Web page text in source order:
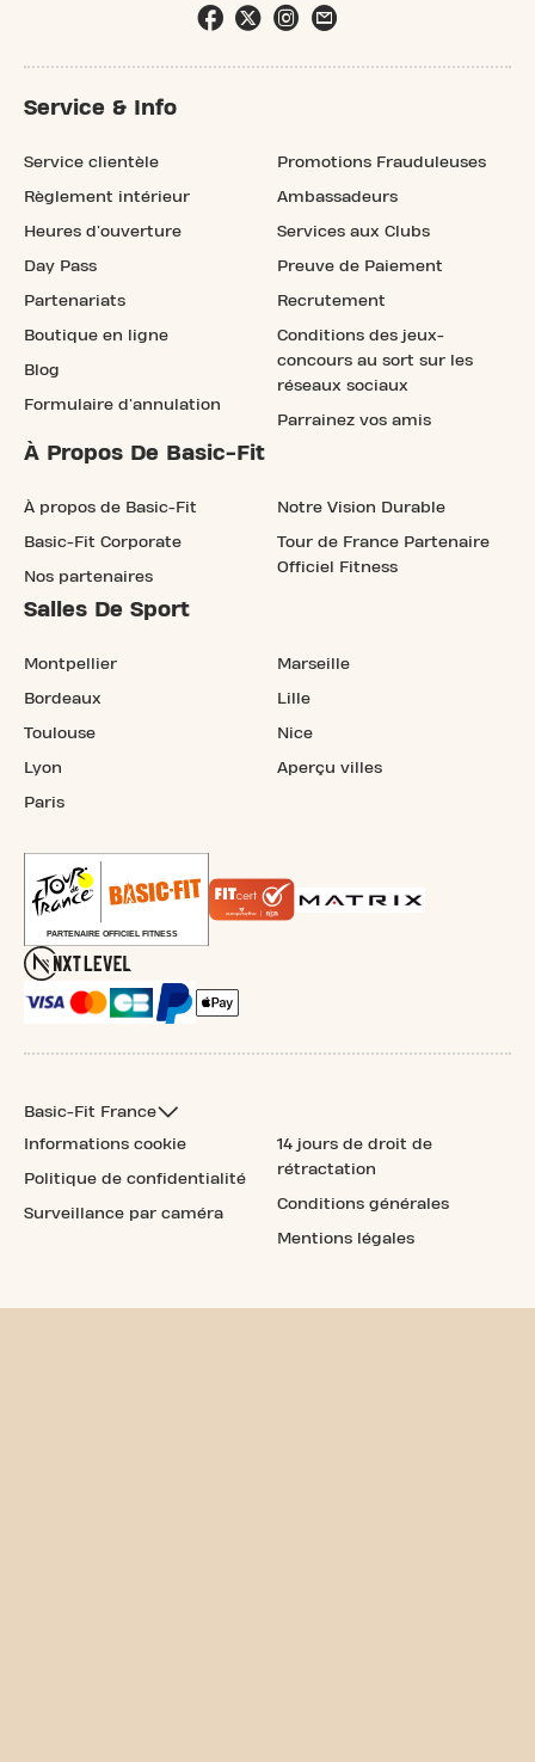
Service & Info
Service clientèle
Règlement intérieur
Heures d'ouverture
Day Pass
Partenariats
Boutique en ligne
Blog
Formulaire d'annulation
Promotions Frauduleuses
Ambassadeurs
Services aux Clubs
Preuve de Paiement
Recrutement
Conditions des jeux-
concours au sort sur les
réseaux sociaux
Parrainez vos amis
À Propos De Basic-Fit
À propos de Basic-Fit
Basic-Fit Corporate
Nos partenaires
Notre Vision Durable
Tour de France Partenaire
Officiel Fitness
Salles De Sport
Montpellier
Bordeaux
Toulouse
Lyon
Paris
Marseille
Lille
Nice
Aperçu villes
Basic-Fit France
Informations cookie
Politique de confidentialité
Surveillance par caméra
14 jours de droit de
rétractation
Conditions générales
Mentions légales